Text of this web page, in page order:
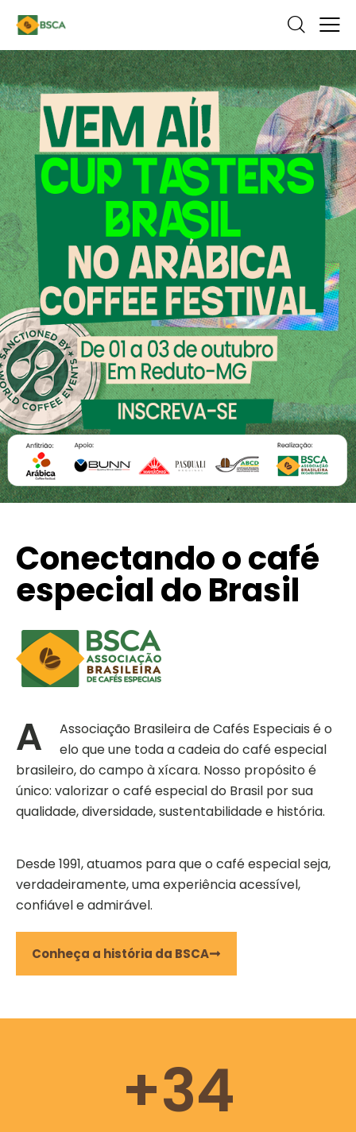
Conectando o café
especial do Brasil
A
Associação Brasileira de Cafés Especiais é o
elo que une toda a cadeia do café especial
brasileiro, do campo à xícara. Nosso propósito é
único: valorizar o café especial do Brasil por sua
qualidade, diversidade, sustentabilidade e história.
Desde 1991, atuamos para que o café especial seja,
verdadeiramente, uma experiência acessível,
confiável e admirável.
Conheça a história da BSCA
+34